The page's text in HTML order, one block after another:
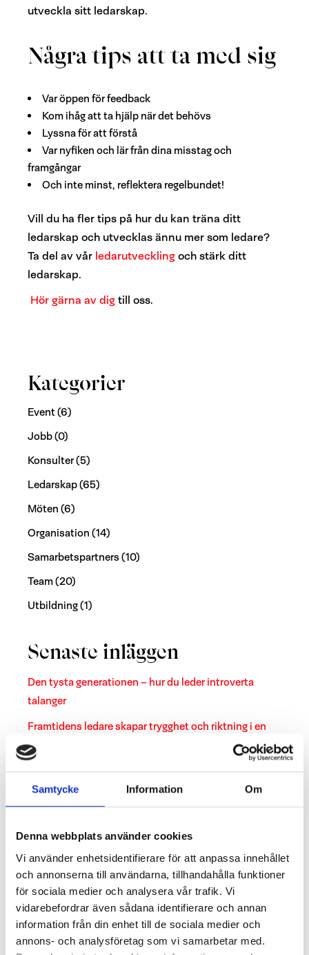
Samtycke Information Om
Denna webbplats använder cookies
Vi använder enhetsidentifierare för att anpassa innehållet
och annonserna till användarna, tillhandahålla funktioner
för sociala medier och analysera vår trafik. Vi
vidarebefordrar även sådana identifierare och annan
information från din enhet till de sociala medier och
annons- och analysföretag som vi samarbetar med.
utveckla sitt ledarskap.
Några tips att ta med sig
Var öppen för feedback
Kom ihåg att ta hjälp när det behövs
Lyssna för att förstå
Var nyfiken och lär från dina misstag och
framgångar
Och inte minst, reflektera regelbundet!
Vill du ha fler tips på hur du kan träna ditt
ledarskap och utvecklas ännu mer som ledare?
Ta del av vår ledarutvecklingoch stärk ditt
ledarskap.
Hör gärna av digtill oss.
Kategorier
Event(6)
Jobb(0)
Konsulter(5)
Ledarskap(65)
Möten (6)
Organisation (14)
Samarbetspartners(10)
Team(20)
Utbildning(1)
Senaste inläggen
Den tysta generationen – hur du leder introverta
talanger
Framtidens ledare skapar trygghet och riktning i en
föränderlig värld
Chef och ledare – vad är egentligen skillnaden?
Följ oss
Relaterade inlägg